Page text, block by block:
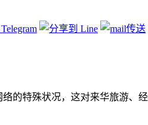
的特殊状况，这对来华旅游、